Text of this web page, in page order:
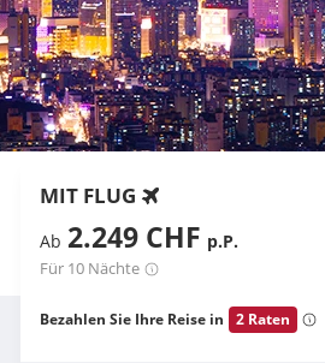
MIT FLUG
Ab 2.249 CHF p.P.
Für 10 Nächte
Bezahlen Sie Ihre Reise in 2 Raten